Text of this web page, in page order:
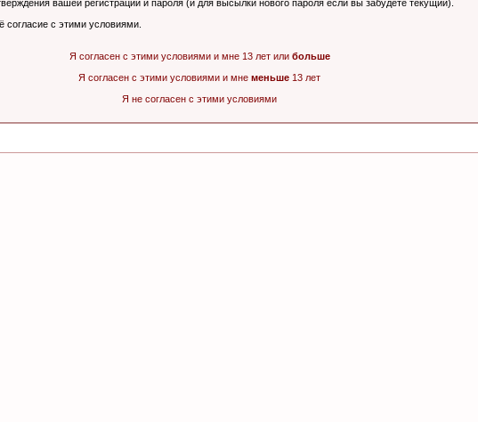
вашей регистрации и пароля (и для высылки нового пароля если вы забудете текущий).
согласие с этими условиями.
Я согласен с этими условиями и мне 13 лет или больше
Я согласен с этими условиями и мне меньше 13 лет
Я не согласен с этими условиями